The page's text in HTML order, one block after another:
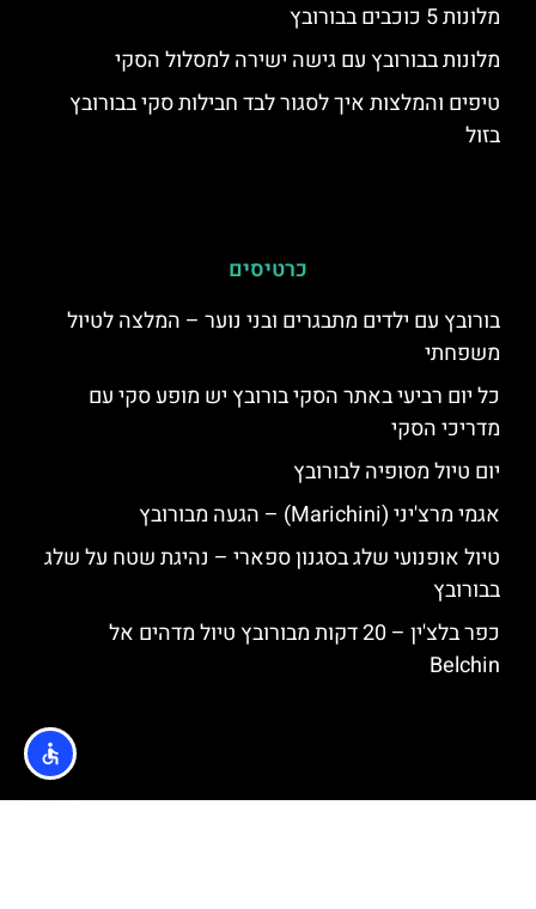
מלונות 5 כוכבים בבורובץ
מלונות בבורובץ עם גישה ישירה למסלול הסקי
טיפים והמלצות איך לסגור לבד חבילות סקי בבורובץ
בזול
כרטיסים
בורובץ עם ילדים מתבגרים ובני נוער – המלצה לטיול
משפחתי
כל יום רביעי באתר הסקי בורובץ יש מופע סקי עם
מדריכי הסקי
יום טיול מסופיה לבורובץ
אגמי מרצ'יני (Marichini) – הגעה מבורובץ
טיול אופנועי שלג בסגנון ספארי – נהיגת שטח על שלג
בבורובץ
כפר בלצ'ין – 20 דקות מבורובץ טיול מדהים אל
Belchin